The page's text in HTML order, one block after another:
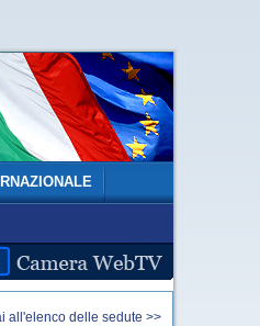
all'elenco delle sedute >>